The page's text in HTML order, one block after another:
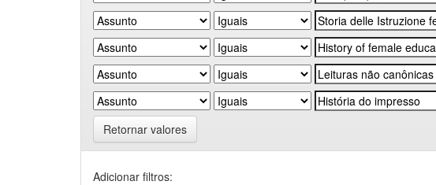
Retornar valores
Adicionar filtros: